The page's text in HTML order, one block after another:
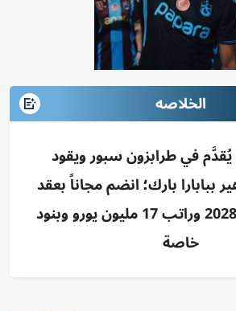
الخلاصه
في طرابزون سبور ويقود
ببابارا بارك؛ انضم مجاناً بعقد
موسمين حتى 2028 وراتب 17 مليون يورو وبنود
خاصة